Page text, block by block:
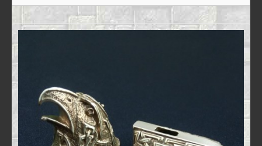
ОПЛАТА ТА ДОСТАВКА